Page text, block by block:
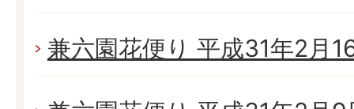
兼六園花便り 平成31年2月